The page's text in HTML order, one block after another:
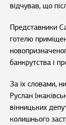
відчував, що
Представники
готелю
банкрутства і
За їх словами,
Руслан
вінницьких
колишнього